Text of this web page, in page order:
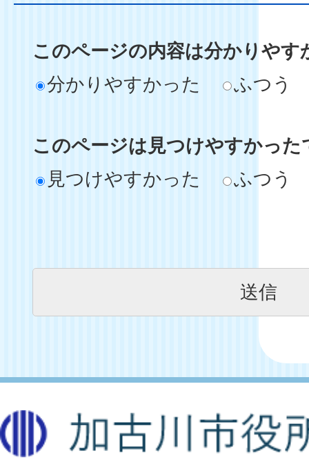
このページの内容は分かりやす
分かりやすかった
ふつう
このページは見つけやすかった
見つけやすかった
ふつう